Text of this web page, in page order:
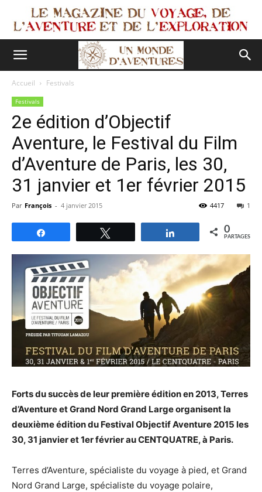
Accueil Festivals
Festivals
2e édition d’Objectif
Aventure, le Festival du Film
d’Aventure de Paris, les 30,
31 janvier et 1er février 2015
Par François - 4 janvier 2015 1
4417
Partagez 0
PARTAGES
Forts du succès de leur première édition en 2013, Terres
d’Aventure et Grand Nord Grand Large organisent la
deuxième édition du Festival Objectif Aventure 2015 les
30, 31 janvier et 1er février au CENTQUATRE, à Paris.
Terres d’Aventure, spécialiste du voyage à pied, et Grand
Nord Grand Large, spécialiste du voyage polaire,